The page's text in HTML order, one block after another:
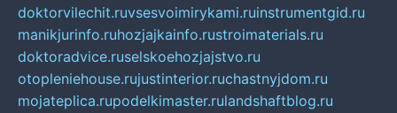
doktorvilechit.ruvsesvoimirykami.ruinstrumentgid.ru
manikjurinfo.ruhozjajkainfo.rustroimaterials.ru
doktoradvice.ruselskoehozjajstvo.ru
otopleniehouse.rujustinterior.ruchastnyjdom.ru
mojateplica.rupodelkimaster.rulandshaftblog.ru